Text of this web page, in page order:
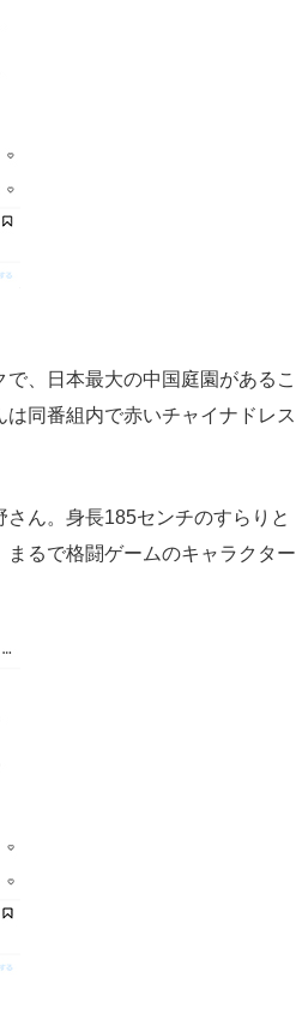
、日本最大の中国庭園があるこ
同番組内で赤いチャイナドレス
ん。身長185センチのすらりと
るで格闘ゲームのキャラクター